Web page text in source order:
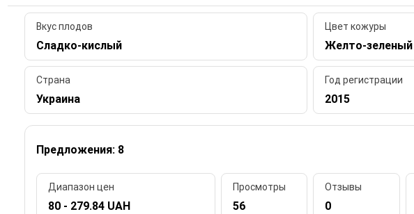
Вкус плодов
Сладко-кислый
Цвет кожуры
Желто-зеленый
Страна
Украина
Год регистрации
2015
Предложения: 8
Диапазон цен
80 - 279.84 UAH
Просмотры
56
Отзывы
0